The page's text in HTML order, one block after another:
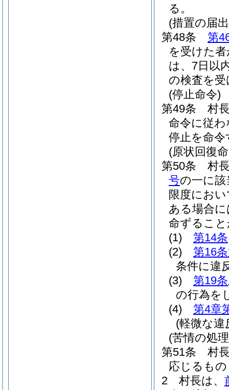
る。
(措置の届
第48条
第
を受けた
は、7日以
の検査を
(停止命令)
第49条
村
命令に従
停止を命
(原状回復
第50条
村
号の一に該
限度にお
ある場合
命ずるこ
(1)
第14条
(2)
第16
条件に違
(3)
第19条
の行為を
(4)
第4章
(軽微な違
(苦情の処
第51条
村
応じるも
2
村長は、